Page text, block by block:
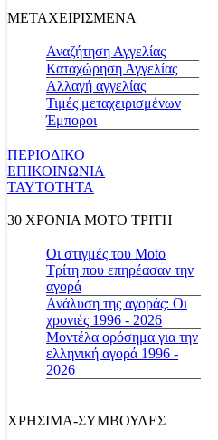
ΜΕΤΑΧΕΙΡΙΣΜΕΝΑ
Αναζήτηση Αγγελίας
Καταχώρηση Αγγελίας
Αλλαγή αγγελίας
Τιμές μεταχειρισμένων
Έμποροι
ΠΕΡΙΟΔΙΚΟ
ΕΠΙΚΟΙΝΩΝΙΑ
ΤΑΥΤΟΤΗΤΑ
30 ΧΡΟΝΙΑ MOTO ΤΡΙΤΗ
Οι στιγμές του Moto
Τρίτη που επηρέασαν την
αγορά
Ανάλυση της αγοράς: Οι
χρονιές 1996 - 2026
Μοντέλα ορόσημα για την
ελληνική αγορά 1996 -
2026
ΧΡΗΣΙΜΑ-ΣΥΜΒΟΥΛΕΣ